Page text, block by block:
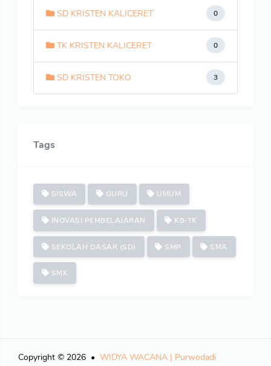
SD KRISTEN KALICERET 0
TK KRISTEN KALICERET 0
SD KRISTEN TOKO 3
Tags
SISWA GURU UMUM
INOVASI PEMBELAJARAN KB-TK
SEKOLAH DASAR (SD) SMP SMA
SMK
Copyright © 2026
WIDYA WACANA | Purwodadi